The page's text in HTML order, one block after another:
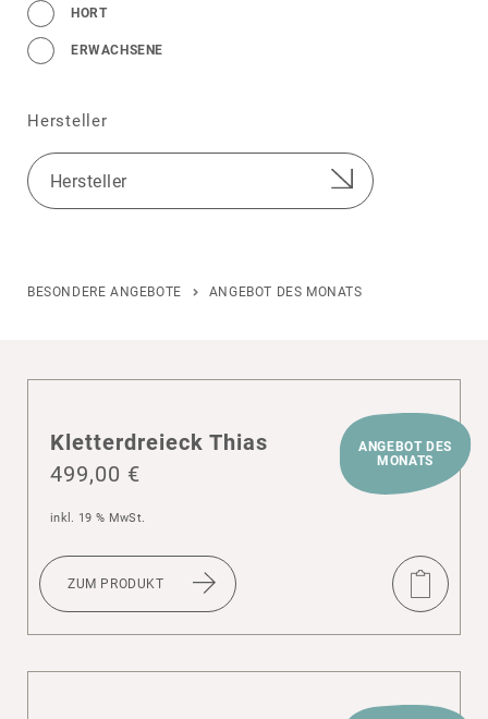
HORT
ERWACHSENE
Hersteller
BESONDERE ANGEBOTE ANGEBOT DES MONATS
ANGEBOT DES
MONATS
Klet­ter­dreieck Thias
499,00 €
inkl. 19 % MwSt.
ZUM PRODUKT